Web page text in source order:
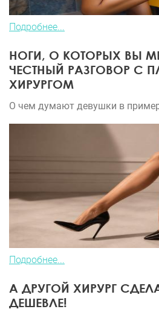
Подробнее...
НОГИ, О КОТОРЫХ ВЫ
ЧЕСТНЫЙ РАЗГОВОР С
ХИРУРГОМ
О чем думают девушки в
Подробнее...
А ДРУГОЙ ХИРУРГ
ДЕШЕВЛЕ!